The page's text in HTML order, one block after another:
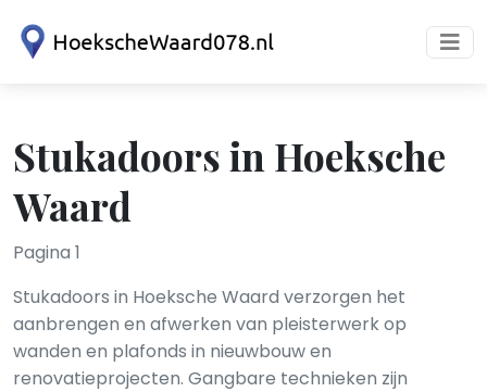
Stukadoors in Hoeksche
Waard
Pagina 1
Stukadoors in Hoeksche Waard verzorgen het
aanbrengen en afwerken van pleisterwerk op
wanden en plafonds in nieuwbouw en
renovatieprojecten. Gangbare technieken zijn